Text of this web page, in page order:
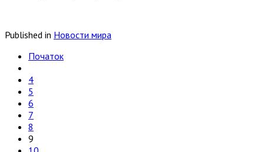
Published in Новости мира
Початок
4
5
6
7
8
9